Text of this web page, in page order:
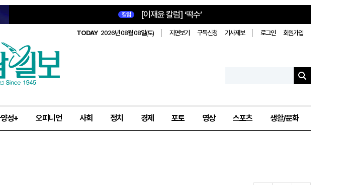
칼럼 [이재윤 칼럼] ‘떡수’
TODAY 2026년 08월 08일(토) 지면보기 구독신청 기사제보 로그인 회원가입
성+ 오피니언 사회 정치 경제 포토 영상 스포츠 생활/문화